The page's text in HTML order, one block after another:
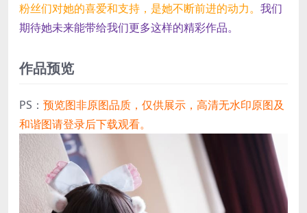
粉丝们对她的喜爱和支持，是她不断前进的动力。 我们
期待她未来能带给我们更多这样的精彩作品。
作品预览
PS： 预览图非原图品质，仅供展示，高清无水印原图及
和谐图请登录后下载观看。